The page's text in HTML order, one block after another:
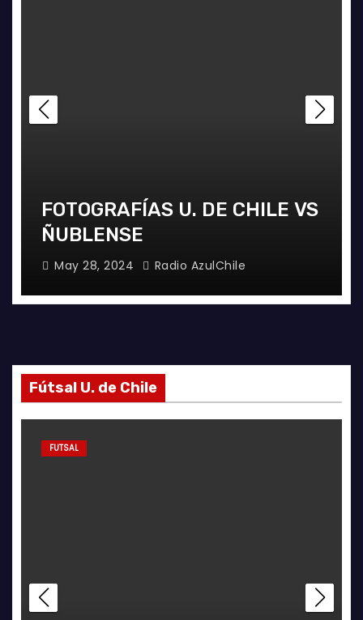
FOTOGRAFÍAS U. DE CHILE VS
ÑUBLENSE
May 28, 2024 Radio AzulChile
Fútsal U. de Chile
FUTSAL